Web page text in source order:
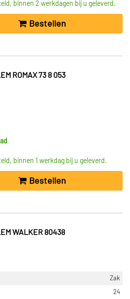
binnen 2 werkdagen bij u geleverd.
Bestellen
ROMAX 73 8 053
binnen 1 werkdag bij u geleverd.
Bestellen
WALKER 80438
Zak
24